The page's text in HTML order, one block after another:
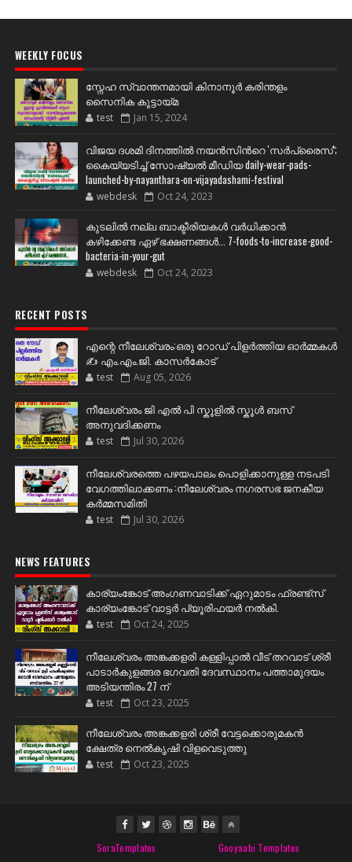
WEEKLY FOCUS
സ്നേഹ സ്വാന്തനമായി കിനാനൂർ കരിന്തളം
സൈനിക കൂട്ടായ്മ
test Jan 15, 2024
വിജയ ദശമി ദിനത്തില്‍ നയന്‍സിന്‍റെ 'സര്‍പ്രൈസ്';
കൈയ്യടിച്ച് സോഷ്യല്‍ മീഡിയ daily-wear-pads-
launched-by-nayanthara-on-vijayadashami-festival
webdesk Oct 24, 2023
കുടലിൽ നല്ല ബാക്ടീരിയകൾ വര്‍ധിക്കാന്‍
കഴിക്കേണ്ട ഏഴ് ഭക്ഷണങ്ങള്‍... 7-foods-to-increase-good-
bacteria-in-your-gut
webdesk Oct 24, 2023
RECENT POSTS
എന്റെ നീലേശ്വരം:ഒരു റോഡ് പിളർത്തിയ ഓർമ്മകൾ
✍️ എം.എം.ജി. കാസർകോട്
test Aug 05, 2026
നീലേശ്വരം ജി എൽ പി സ്കൂളിൽ സ്കൂൾ ബസ്
അനുവദിക്കണം
test Jul 30, 2026
നീലേശ്വരത്തെ പഴയപാലം പൊളിക്കാനുള്ള നടപടി
വേഗത്തിലാക്കണം :നീലേശ്വരം നഗരസഭ ജനകീയ
കർമ്മസമിതി
test Jul 30, 2026
NEWS FEATURES
കാര്യംങ്കോട് അംഗണവാടിക്ക് ഏറുമാടം ഫ്രണ്ട്സ്
കാര്യംങ്കോട് വാട്ടർ പ്യൂരിഫയർ നൽകി.
test Oct 24, 2025
നീലേശ്വരം അങ്കക്കളരി കള്ളിപ്പാൽ വീട് തറവാട് ശ്രീ
പാടാർകുളങ്ങര ഭഗവതി ദേവസ്ഥാനം പത്താമുദയം
അടിയന്തിരം 27 ന്
test Oct 23, 2025
നീലേശ്വരം അങ്കക്കളരി ശ്രീ വേട്ടക്കൊരുമകൻ
ക്ഷേത്ര നെൽകൃഷി വിളവെടുത്തു
test Oct 23, 2025
SoraTemplates Gooyaabi Templates